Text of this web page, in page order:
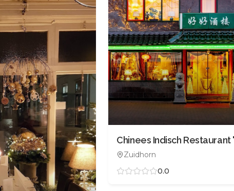
Chinees Indisch Restaurant
Zuidhorn
0.0